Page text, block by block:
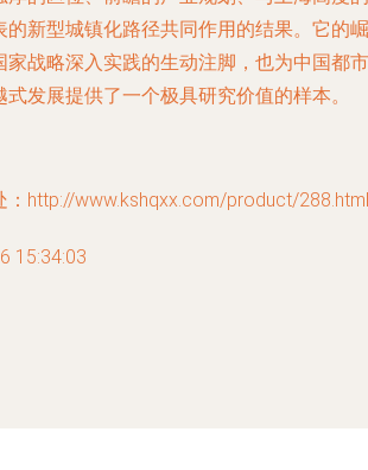
的新型城镇化路径共同作用的结果。它的崛
家战略深入实践的生动注脚，也为中国都市
发展提供了一个极具研究价值的样本。
：http://www.kshqxx.com/product/288.html
15:34:03